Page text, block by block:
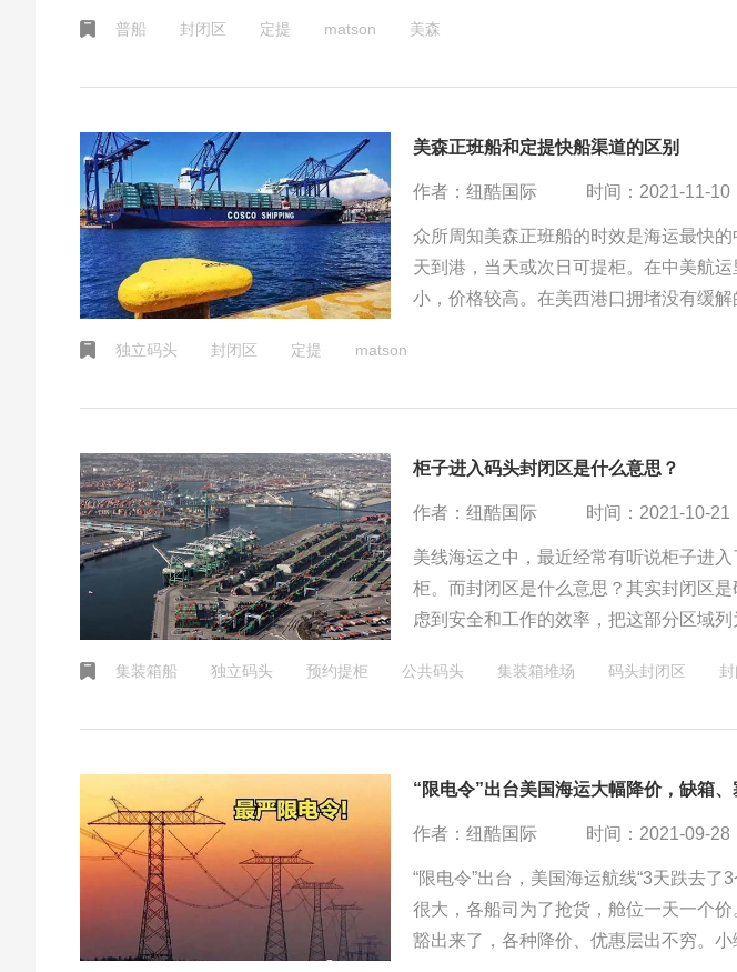
普船 封闭区 定提 matson 美森
美森正班船和定提快船渠道的区别
作者：纽酷国际 时间：2021-11-10
众所周知美森正班船的时效是海运最快
天到港，当天或次日可提柜。在中美航
小，价格较高。在美西港口拥堵没有缓
独立码头 封闭区 定提 matson
柜子进入码头封闭区是什么意思？
作者：纽酷国际 时间：2021-10-21
美线海运之中，最近经常有听说柜子进
柜。而封闭区是什么意思？其实封闭区
虑到安全和工作的效率，把这部分区域
箱很多那么作业时长也会比较长，也许还
集装箱船 独立码头 预约提柜 公共码头 集装箱堆场 码头封闭区
“限电令”出台美国海运大幅降价，缺箱
作者：纽酷国际 时间：2021-09-28
“限电令”出台，美国海运航线“3天跌去了
很大，各船司为了抢货，舱位一天一个
豁出来了，各种降价、优惠层出不穷。